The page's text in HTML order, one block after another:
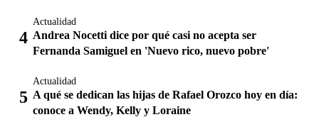
Actualidad
Andrea Nocetti dice por qué casi no acepta ser
Fernanda Samiguel en 'Nuevo rico, nuevo pobre'
Actualidad
A qué se dedican las hijas de Rafael Orozco hoy en día:
conoce a Wendy, Kelly y Loraine